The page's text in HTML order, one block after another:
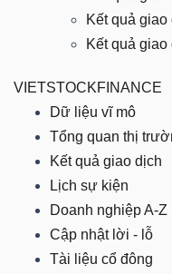
Kết quả giao
Kết quả giao
VIETSTOCKFINANCE
Dữ liệu vĩ mô
Tổng quan thị
Kết quả giao dịch
Lịch sự kiện
Doanh nghiệp A-Z
Cập nhật lời - lỗ
Tài liệu cổ đông
XUẤT
DỮ
LIỆU
Ngành
(-)
VS-